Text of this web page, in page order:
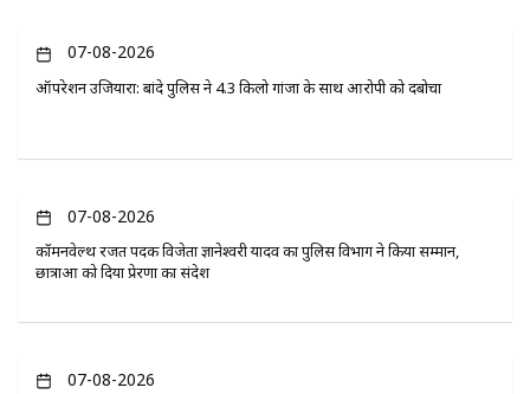
07-08-2026
ऑपरेशन उजियारा: बांदे पुलिस ने 4.3 किलो गांजा के साथ आरोपी को दबोचा
07-08-2026
कॉमनवेल्थ रजत पदक विजेता ज्ञानेश्वरी यादव का पुलिस विभाग ने किया सम्मान,
छात्राओं को दिया प्रेरणा का संदेश
07-08-2026